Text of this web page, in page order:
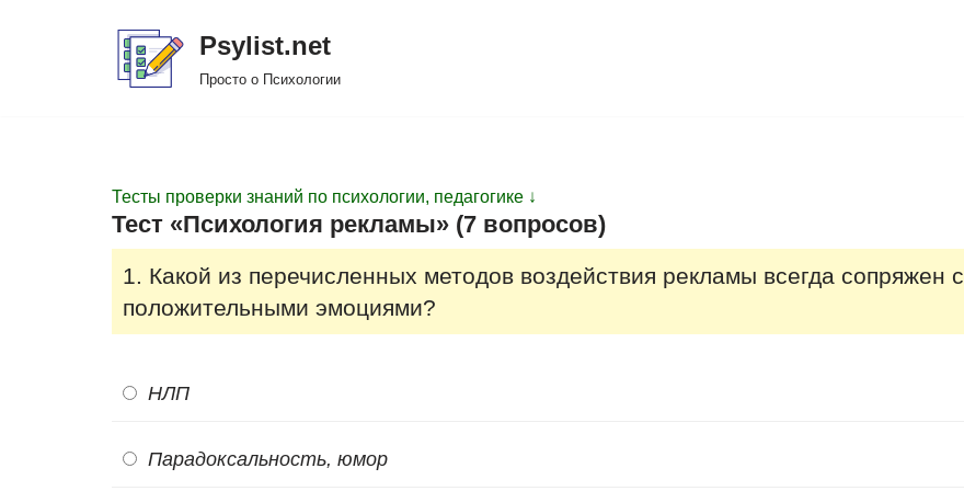
Psylist.net
Просто о Психологии
Тесты проверки знаний по психологии, педагогике ↓
Тест «Психология рекламы» (7 вопросов)
1. Какой из перечисленных методов воздействия рекламы всегда сопряжен с
положительными эмоциями?
НЛП
Парадоксальность, юмор